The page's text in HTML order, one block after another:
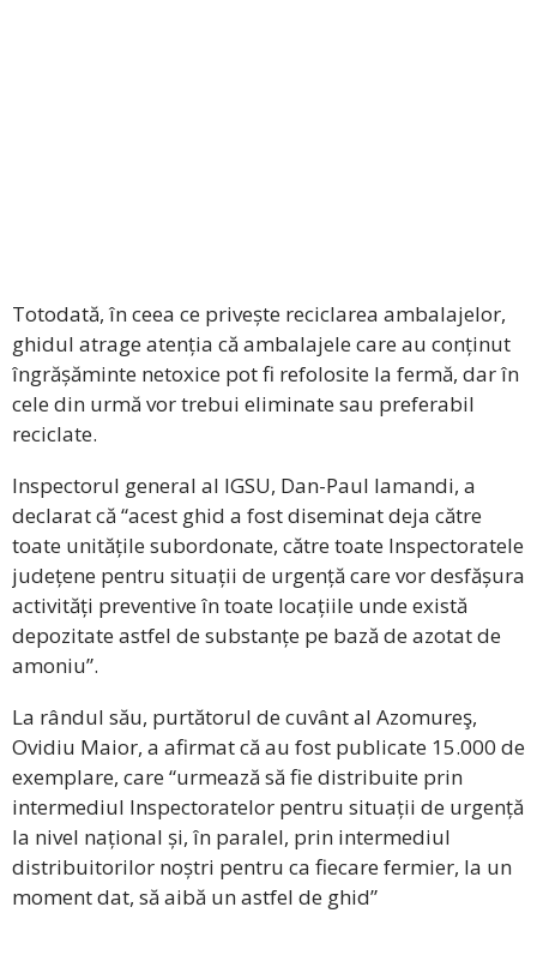
Totodată, în ceea ce privește reciclarea ambalajelor,
ghidul atrage atenția că ambalajele care au conținut
îngrășăminte netoxice pot fi refolosite la fermă, dar în
cele din urmă vor trebui eliminate sau preferabil
reciclate.
Inspectorul general al IGSU, Dan-Paul Iamandi, a
declarat că “acest ghid a fost diseminat deja către
toate unitățile subordonate, către toate Inspectoratele
județene pentru situații de urgență care vor desfășura
activități preventive în toate locațiile unde există
depozitate astfel de substanțe pe bază de azotat de
amoniu”.
La rândul său, purtătorul de cuvânt al Azomureş,
Ovidiu Maior, a afirmat că au fost publicate 15.000 de
exemplare, care “urmează să fie distribuite prin
intermediul Inspectoratelor pentru situații de urgență
la nivel național și, în paralel, prin intermediul
distribuitorilor noștri pentru ca fiecare fermier, la un
moment dat, să aibă un astfel de ghid”